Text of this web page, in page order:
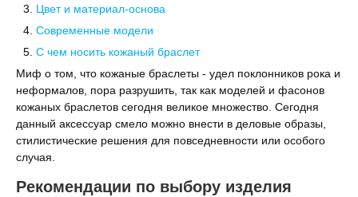
Цвет и материал-основа
Современные модели
С чем носить кожаный браслет
Миф о том, что кожаные браслеты - удел поклонников рока и
неформалов, пора разрушить, так как моделей и фасонов
кожаных браслетов сегодня великое множество. Сегодня
данный аксессуар смело можно внести в деловые образы,
стилистические решения для повседневности или особого
случая.
Рекомендации по выбору изделия